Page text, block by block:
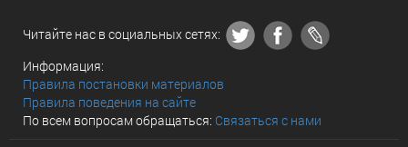
Читайте нас в социальных сетях:
Информация:
Правила постановки материалов
Правила поведения на сайте
По всем вопросам обращаться: Связаться с нами